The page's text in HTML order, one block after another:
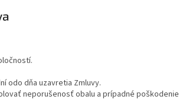
odo dňa uzavretia Zmluvy.
neporušenosť obalu a prípadné poškodenie